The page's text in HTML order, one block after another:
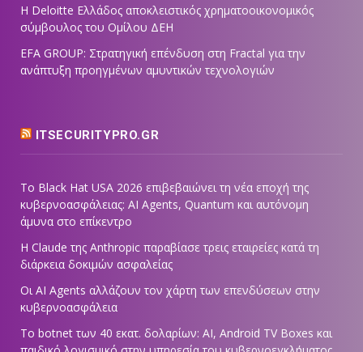
Η Deloitte Ελλάδος αποκλειστικός χρηματοοικονομικός
σύμβουλος του Ομίλου ΔΕΗ
EFA GROUP: Στρατηγική επένδυση στη Fractal για την
ανάπτυξη προηγμένων αμυντικών τεχνολογιών
ITSECURITYPRO.GR
Το Black Hat USA 2026 επιβεβαιώνει τη νέα εποχή της
κυβερνοασφάλειας: AI Agents, Quantum και αυτόνομη
άμυνα στο επίκεντρο
Η Claude της Anthropic παραβίασε τρεις εταιρείες κατά τη
διάρκεια δοκιμών ασφαλείας
Οι AI Agents αλλάζουν τον χάρτη των επενδύσεων στην
κυβερνοασφάλεια
Το botnet των 40 εκατ. δολαρίων: AI, Android TV Boxes και